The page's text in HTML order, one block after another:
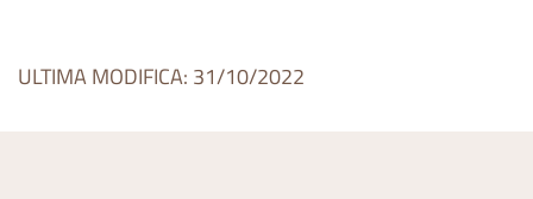
ULTIMA MODIFICA: 31/10/2022